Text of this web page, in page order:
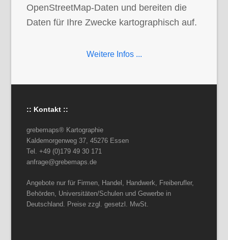
OpenStreetMap-Daten und bereiten die
Daten für Ihre Zwecke kartographisch auf.
Weitere Infos ...
:: Kontakt ::
grebemaps® Kartographie
Kaldemorgenweg 37, 45276 Essen
Tel. +49 (0)179 49 30 171
anfrage@grebemaps.de
Angebote nur für Firmen, Handel, Handwerk, Freiberufler,
Behörden, Universitäten/Schulen und Gewerbe in
Deutschland. Preise zzgl. gesetzl. MwSt.